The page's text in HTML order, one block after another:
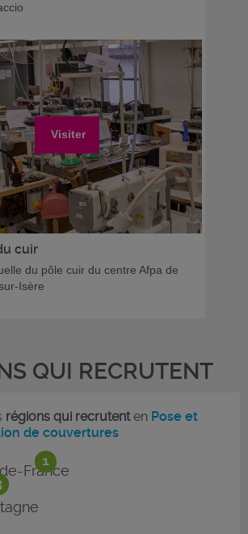
Visiter
cuir
du pôle cuir du centre Afpa de
Isère
QUI RECRUTENT
1
régions qui recrutenten Pose et
de couvertures
France